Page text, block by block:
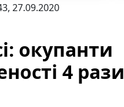
27.09.2020
окупанти
4 рази